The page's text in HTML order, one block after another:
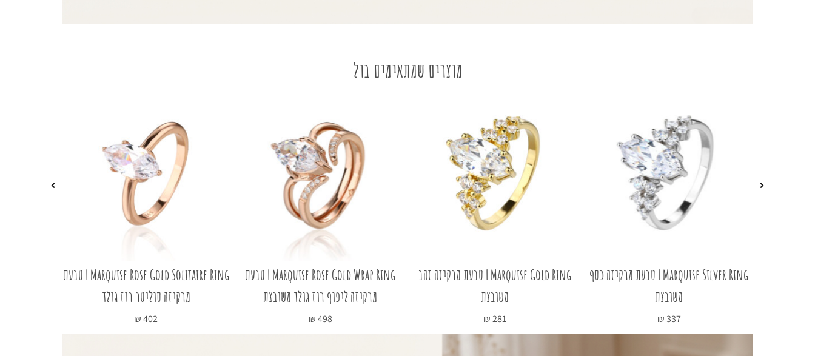
מוצרים שמתאימים בול
Marquise Silver Ring | טבעת מרקיזה כסף
משובצת
337
₪
Marquise Gold Ring | טבעת מרקיזה זהב
משובצת
281
₪
Marquise Rose Gold Wrap Ring | טבעת
מרקיזה ליפוף רוז גולד משובצת
498
₪
Marquise Rose Gold Solitaire Ring | טבעת
מרקיזה סוליטר רוז גולד
402
₪